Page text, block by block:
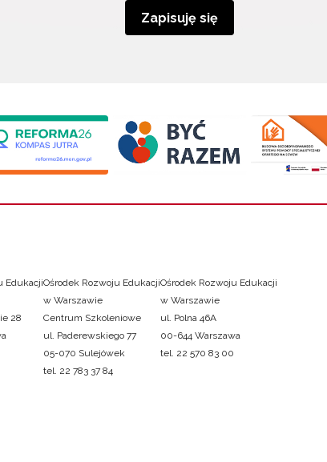
Zapisuję się
Edukacji
28
Ośrodek Rozwoju Edukacji
w Warszawie
Centrum Szkoleniowe
ul. Paderewskiego 77
05-070 Sulejówek
tel. 22 783 37 84
Ośrodek Rozwoju Edukacji
w Warszawie
ul. Polna 46A
00-644 Warszawa
tel. 22 570 83 00